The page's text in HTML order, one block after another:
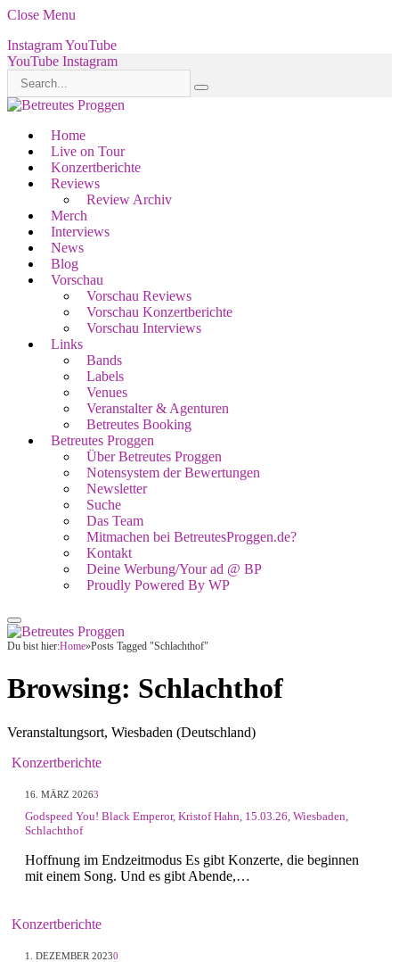
Close Menu
InstagramYouTube
YouTube Instagram
Home
Live on Tour
Konzertberichte
Reviews
Review Archiv
Merch
Interviews
News
Blog
Vorschau
Vorschau Reviews
Vorschau Konzertberichte
Vorschau Interviews
Links
Bands
Labels
Venues
Veranstalter & Agenturen
Betreutes Booking
Betreutes Proggen
Über Betreutes Proggen
Notensystem der Bewertungen
Newsletter
Suche
Das Team
Mitmachen bei BetreutesProggen.de?
Kontakt
Deine Werbung/Your ad @ BP
Proudly Powered By WP
Du bist hier:Home»Posts Tagged "Schlachthof"
Browsing: Schlachthof
Veranstaltungsort, Wiesbaden (Deutschland)
Konzertberichte
16. MÄRZ 20263
Godspeed You! Black Emperor, Kristof Hahn, 15.03.26, Wiesbaden,
Schlachthof
Hoffnung im Endzeitmodus Es gibt Konzerte, die beginnen
mit einem Song. Und es gibt Abende,…
Konzertberichte
1. DEZEMBER 20230